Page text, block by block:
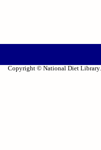
Copyright © National Diet